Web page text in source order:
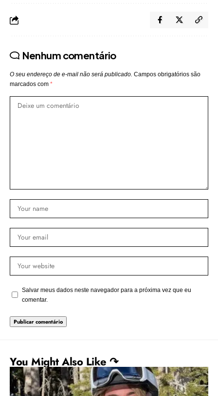
Nenhum comentário
O seu endereço de e-mail não será publicado. Campos obrigatórios são
marcados com *
Salvar meus dados neste navegador para a próxima vez que eu
comentar.
You Might Also Like ↷